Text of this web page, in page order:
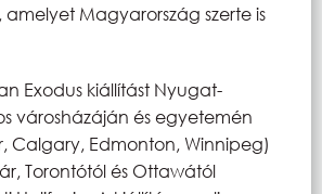
amelyet Magyarország szerte is
Exodus kiállítást Nyugat-
városházáján és egyetemén
Calgary, Edmonton, Winnipeg)
Torontótól és Ottawától